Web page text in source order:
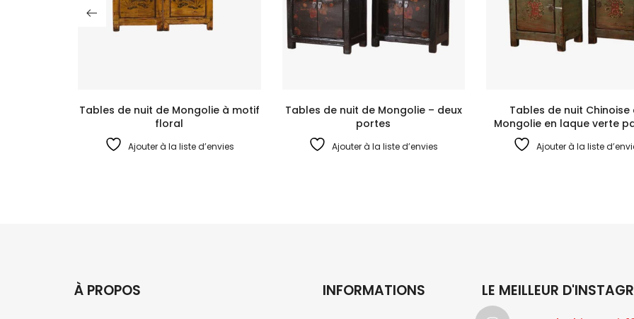
Tables de nuit de Mongolie à motif
floral
Ajouter à la liste d’envies
Tables de nuit de Mongolie – deux
portes
Ajouter à la liste d’envies
Tables de nuit Chinoise
Mongolie en laque verte
Ajouter à la liste
À PROPOS INFORMATIONS LE MEILLEUR